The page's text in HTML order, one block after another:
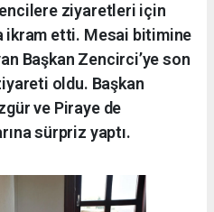
ziyaretleri için
ikram etti. Mesai bitimine
Başkan Zencirci’ye son
oldu. Başkan
ve Piraye de
sürpriz yaptı.